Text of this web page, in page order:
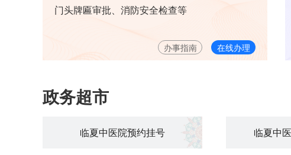
门头牌匾审批、消防安全检查等
办事指南 在线办理
政务超市
临夏中医院预约挂号 临夏中